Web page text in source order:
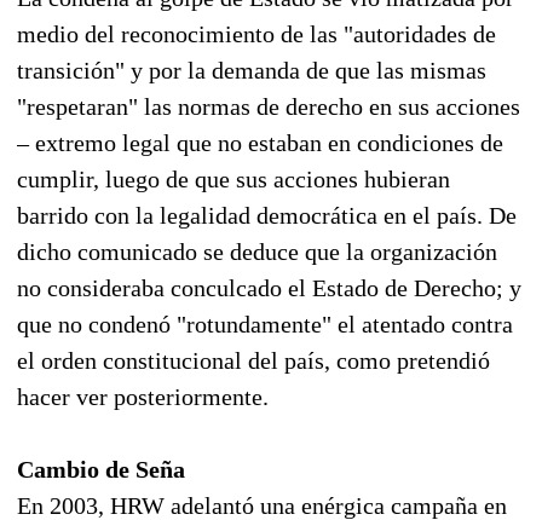
medio del reconocimiento de las "autoridades de
transición" y por la demanda de que las mismas
"respetaran" las normas de derecho en sus acciones
– extremo legal que no estaban en condiciones de
cumplir, luego de que sus acciones hubieran
barrido con la legalidad democrática en el país. De
dicho comunicado se deduce que la organización
no consideraba conculcado el Estado de Derecho; y
que no condenó "rotundamente" el atentado contra
el orden constitucional del país, como pretendió
hacer ver posteriormente.
Cambio de Seña
En 2003, HRW adelantó una enérgica campaña en